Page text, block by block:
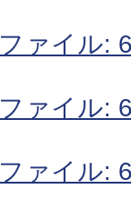
ァイル:
ァイル:
ァイル: